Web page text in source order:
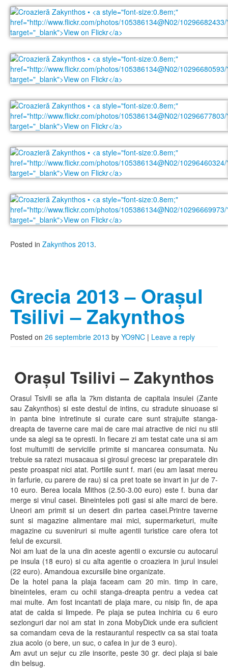
Posted in Zakynthos 2013.
Grecia 2013 – Orașul
Tsilivi – Zakynthos
Posted on 26 septembrie 2013 by YO9NC | Leave a reply
Orașul Tsilivi – Zakynthos
Orasul Tsivili se afla la 7km distanta de capitala insulei (Zante
sau Zakynthos) si este destul de intins, cu stradute sinuoase si
in panta bine intretinute si curate care sunt strajuite stanga-
dreapta de taverne care mai de care mai atractive de nici nu stii
unde sa alegi sa te opresti. In fiecare zi am testat cate una si am
fost multumiti de serviciile primite si mancarea consumata. Nu
trebuie sa ratezi musacaua si girosul grecesc iar preparatele din
peste proaspat nici atat. Portiile sunt f. mari (eu am lasat mereu
in farfurie, cu parere de rau) si ca pret toate se invart in jur de 7-
10 euro. Berea locala Mithos (2.50-3.00 euro) este f. buna dar
merge si vinul casei. Bineinteles poti gasi si alte marci de bere.
Uneori am primit si un desert din partea casei.Printre taverne
sunt si magazine alimentare mai mici, supermarketuri, multe
magazine cu suveniruri si multe agentii turistice care ofera tot
felul de excursii.
Noi am luat de la una din aceste agentii o excursie cu autocarul
pe insula (18 euro) si cu alta agentie o croaziera in jurul insulei
(22 euro). Amandoua excursiile bine organizate.
De la hotel pana la plaja faceam cam 20 min. timp in care,
bineinteles, eram cu ochii stanga-dreapta pentru a vedea cat
mai multe. Am fost incantati de plaja mare, cu nisip fin, de apa
atat de calda si limpede. Pe plaja se putea inchiria cu 6 euro
sezlonguri dar noi am stat in zona MobyDick unde era suficient
sa comandam ceva de la restaurantul respectiv ca sa stai toata
ziua acolo (o bere, un suc, o cafea in jur de 3 euro).
Am avut un sejur cu zile insorite, peste 30 gr. deci plaja si baie
din belsug.